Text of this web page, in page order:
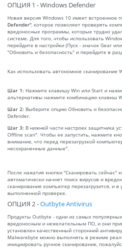
ОПЦИЯ 1 - Windows Defender
Новая версия Windows 10 имеет встроенное
Defender" , которое позволяет проверять
вредоносные программы, которые трудно
системе. Для того, чтобы использовать
перейдите в настройки (Пуск - значок Gear
"Обновить и безопасность" и перейдите в
Как использовать автономное сканирование
Шаг 1: Нажмите клавишу Win или Start и
альтернативы нажмите комбинацию клавиш
Шаг 2: Выберите опцию Обновить и
Defender.
Шаг 3: В нижней части настроек защитника
Offline scan". Чтобы ее запустить, нажмите
внимание, что перед перезагрузкой
несохраненные данные".
После нажатия кнопки "Сканировать сейчас"
автоматически начнет поиск вирусов и
сканирования компьютер перезагрузится, и
выполненной проверке.
ОПЦИЯ 2 -Outbyte Antivirus
Продукты Outbyte - одни из самых
вредоносным и нежелательным ПО, и они
установлен качественный сторонний
Malwarebyte можно выполнять в режиме
инициировать ручное сканирование,